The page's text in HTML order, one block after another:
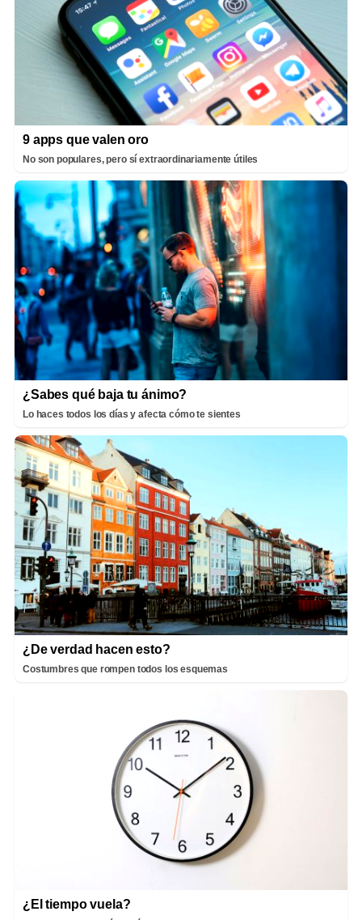
9 apps que valen oro
No son populares, pero sí extraordinariamente útiles
¿Sabes qué baja tu ánimo?
Lo haces todos los días y afecta cómo te sientes
¿De verdad hacen esto?
Costumbres que rompen todos los esquemas
¿El tiempo vuela?